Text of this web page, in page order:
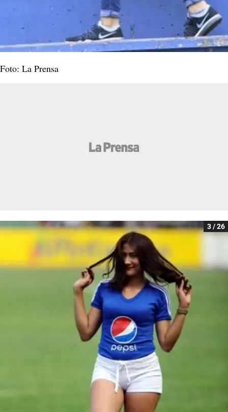
Foto: La Prensa
3 / 26